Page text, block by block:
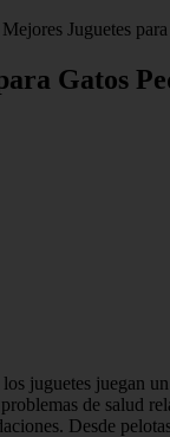
Juguetes
Gatos
los juguetes juegan
de salud
Desde